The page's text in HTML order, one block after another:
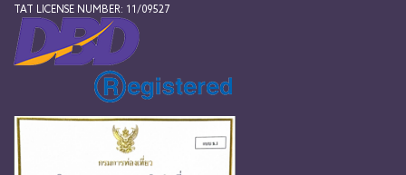
TAT LICENSE NUMBER: 11/09527